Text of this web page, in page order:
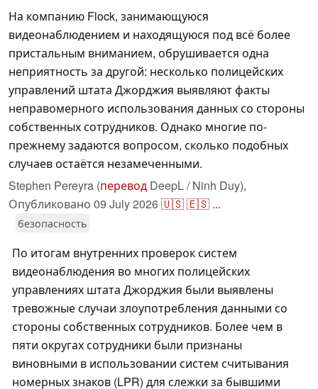
На компанию Flock, занимающуюся
видеонаблюдением и находящуюся под всё более
пристальным вниманием, обрушивается одна
неприятность за другой: несколько полицейских
управлений штата Джорджия выявляют факты
неправомерного использования данных со стороны
собственных сотрудников. Однако многие по-
прежнему задаются вопросом, сколько подобных
случаев остаётся незамеченными.
Stephen Pereyra (перевод DeepL / Ninh Duy),
Опубликовано 09 July 2026🇺🇸🇪🇸 ...
безопасность
По итогам внутренних проверок систем
видеонаблюдения во многих полицейских
управлениях штата Джорджия были выявлены
тревожные случаи злоупотребления данными со
стороны собственных сотрудников. Более чем в
пяти округах сотрудники были признаны
виновными в использовании систем считывания
номерных знаков (LPR) для слежки за бывшими